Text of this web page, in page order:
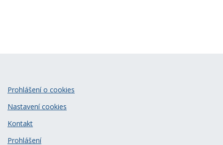
Prohlášení o cookies
Nastavení cookies
Kontakt
Prohlášení